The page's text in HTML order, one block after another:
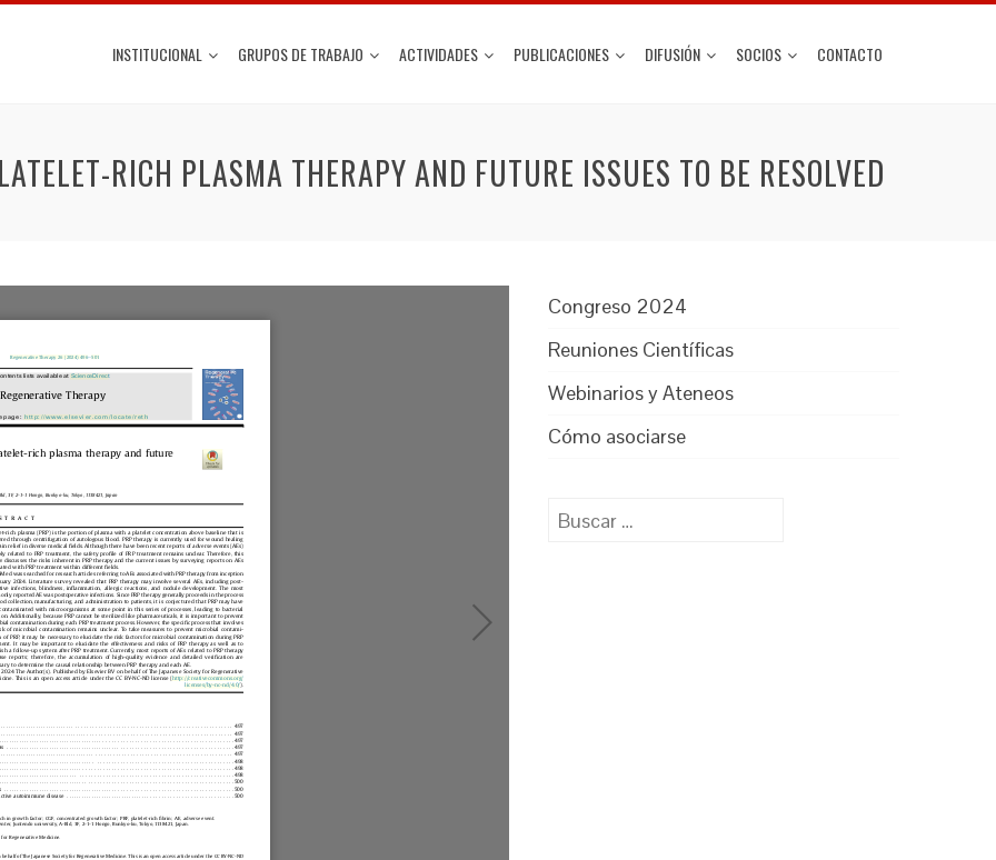
INSTITUCIONAL GRUPOS DE TRABAJO ACTIVIDADES PUBLICACIONES DIFUSIÓN SOCIOS CONTACTO
RICH PLASMA THERAPY AND FUTURE ISSUES TO BE RESOLVED
Congreso 2024
Reuniones Científicas
Webinarios y Ateneos
Cómo asociarse
Buscar: